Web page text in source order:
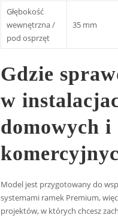
Głębokość
wewnętrzna /
pod osprzęt
35 mm
Gdzie
w
domowych i
Model jest przygotowany do
systemami ramek Premium,
projektów, w których chcesz